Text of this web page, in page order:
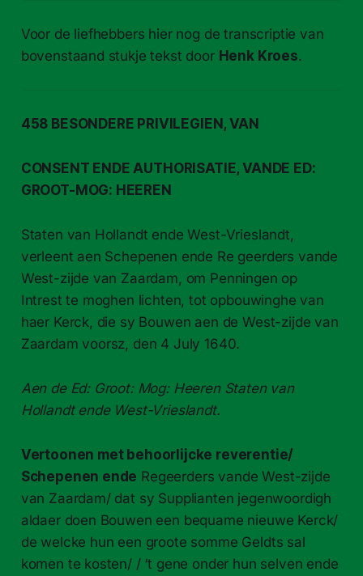
Voor de liefhebbers hier nog de transcriptie van
bovenstaand stukje tekst door Henk Kroes.
458 BESONDERE PRIVILEGIEN, VAN
CONSENT ENDE AUTHORISATIE, VANDE ED:
GROOT-MOG: HEEREN
Staten van Hollandt ende West-Vrieslandt,
verleent aen Schepenen ende Re geerders vande
West-zijde van Zaardam, om Penningen op
Intrest te moghen lichten, tot opbouwinghe van
haer Kerck, die sy Bouwen aen de West-zijde van
Zaardam voorsz, den 4 July 1640.
Aen de Ed: Groot: Mog: Heeren Staten van
Hollandt ende West-Vrieslandt.
Vertoonen met behoorlijcke reverentie/
Schepenen ende Regeerders vande West-zijde
van Zaardam/ dat sy Supplianten jegenwoordigh
aldaer doen Bouwen een bequame nieuwe Kerck/
de welcke hun een groote somme Geldts sal
komen te kosten/ / ‘t gene onder hun selven ende